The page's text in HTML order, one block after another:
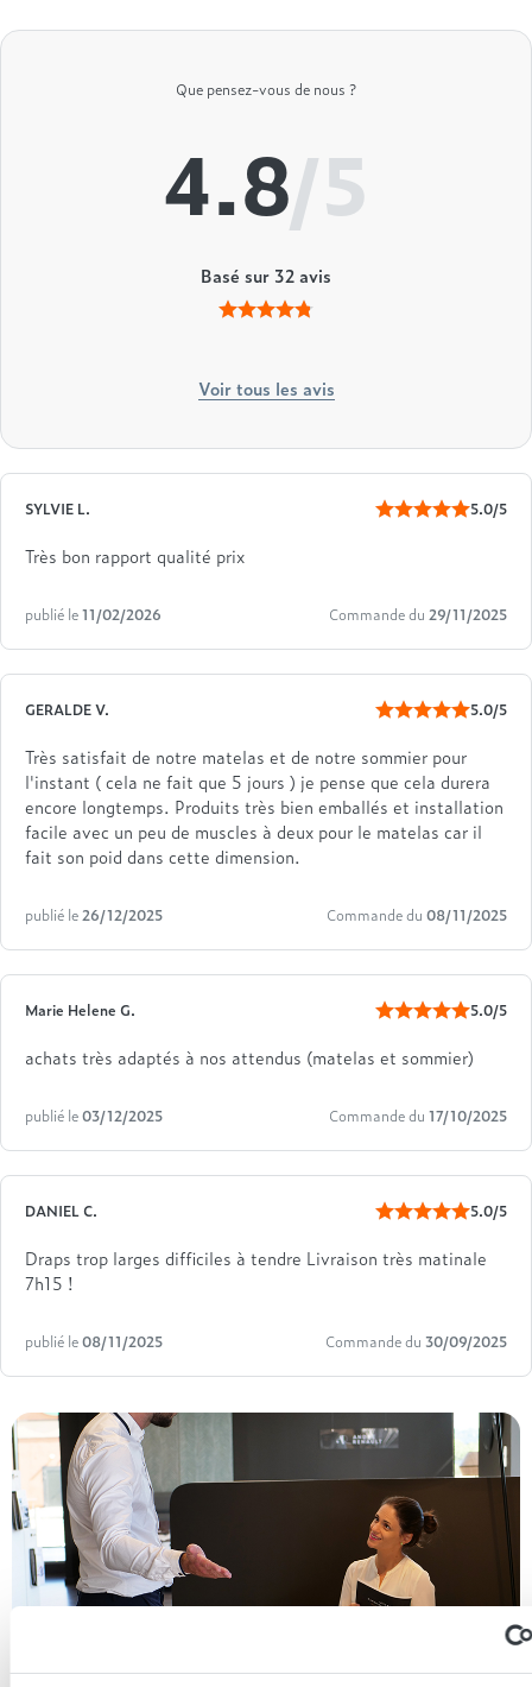
Que pensez-vous de nous ?
4.8/5
Basé sur 32avis
Voir tous les avis
SYLVIE L. 5.0/5
Très bon rapport qualité prix
publié le11/02/2026 Commande du 29/11/2025
GERALDE V. 5.0/5
Très satisfait de notre matelas et de notre sommier pour
l'instant ( cela ne fait que 5 jours ) je pense que cela durera
encore longtemps. Produits très bien emballés et installation
facile avec un peu de muscles à deux pour le matelas car il
fait son poid dans cette dimension.
publié le26/12/2025 Commande du 08/11/2025
Marie Helene G. 5.0/5
achats très adaptés à nos attendus (matelas et sommier)
publié le03/12/2025 Commande du 17/10/2025
DANIEL C. 5.0/5
Draps trop larges difficiles à tendre Livraison très matinale
7h15 !
publié le08/11/2025 Commande du 30/09/2025